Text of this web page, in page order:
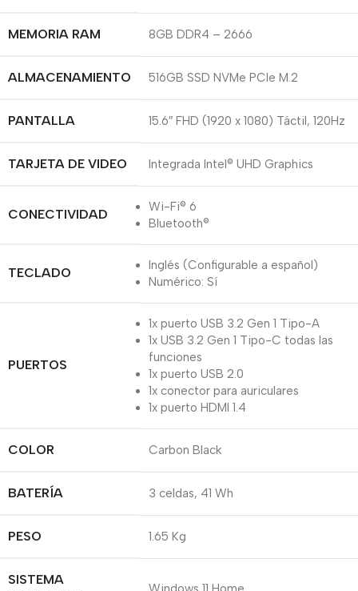
MEMORIA RAM 8GB DDR4 – 2666
ALMACENAMIENTO 516GB SSD NVMe PCIe M.2
PANTALLA 15.6″ FHD (1920 x 1080) Táctil, 120Hz
TARJETA DE VIDEO Integrada Intel® UHD Graphics
CONECTIVIDAD
Wi-Fi® 6
Bluetooth®
TECLADO
Inglés (Configurable a español)
Numérico: Sí
PUERTOS
1x puerto USB 3.2 Gen 1 Tipo-A
1x USB 3.2 Gen 1 Tipo-C todas las
funciones
1x puerto USB 2.0 ​
1x conector para auriculares
1x puerto HDMI 1.4
COLOR Carbon Black
BATERÍA 3 celdas, 41 Wh
PESO 1.65 Kg
SISTEMA